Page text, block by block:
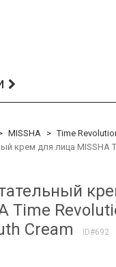
MISSHA
Time
крем для лица MISSHA
Time
Cream
ID#692